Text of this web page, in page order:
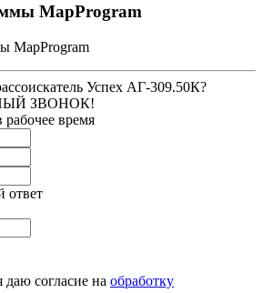
MapProgram
Успех АГ-309.50К?
ЗВОНОК!
время
ответ
согласие на обработку